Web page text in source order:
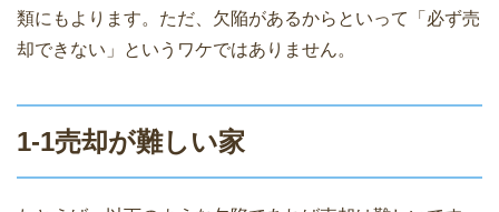
類にもよります。ただ、欠陥があるからといって「必ず売
却できない」というワケではありません。
1-1売却が難しい家